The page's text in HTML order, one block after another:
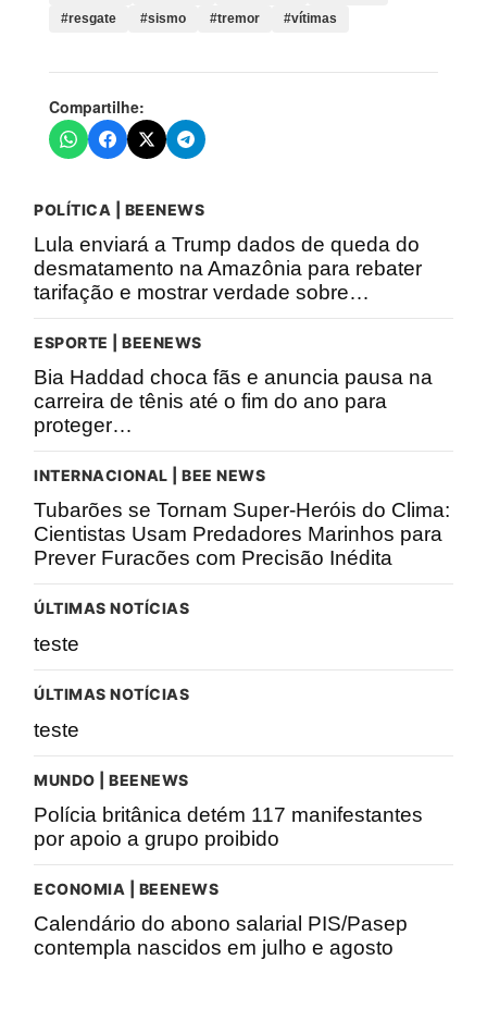
#resgate
#sismo #tremor #vítimas
Compartilhe:
POLÍTICA | BEENEWS
Lula enviará a Trump dados de queda do
desmatamento na Amazônia para rebater
tarifação e mostrar verdade sobre…
ESPORTE | BEENEWS
Bia Haddad choca fãs e anuncia pausa na
carreira de tênis até o fim do ano para
proteger…
INTERNACIONAL | BEE NEWS
Tubarões se Tornam Super-Heróis do Clima:
Cientistas Usam Predadores Marinhos para
Prever Furacões com Precisão Inédita
ÚLTIMAS NOTÍCIAS
teste
ÚLTIMAS NOTÍCIAS
teste
MUNDO | BEENEWS
Polícia britânica detém 117 manifestantes
por apoio a grupo proibido
ECONOMIA | BEENEWS
Calendário do abono salarial PIS/Pasep
contempla nascidos em julho e agosto